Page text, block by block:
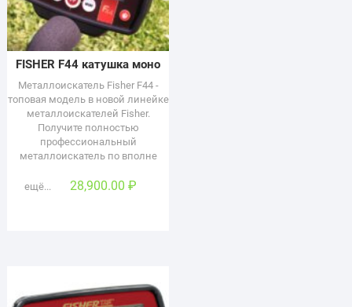
FISHER F44 катушка моно
Металлоискатель Fisher F44 -
топовая модель в новой линейке
металлоискателей Fisher.
Получите полностью
профессиональный
металлоискатель по вполне
ещё... 28,900.00 ₽